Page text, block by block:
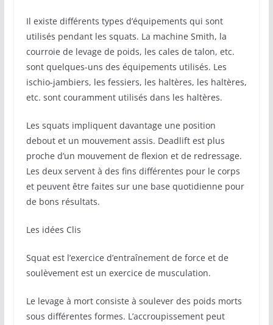
Il existe différents types d’équipements qui sont
utilisés pendant les squats. La machine Smith, la
courroie de levage de poids, les cales de talon, etc.
sont quelques-uns des équipements utilisés. Les
ischio-jambiers, les fessiers, les haltères, les haltères,
etc. sont couramment utilisés dans les haltères.
Les squats impliquent davantage une position
debout et un mouvement assis. Deadlift est plus
proche d’un mouvement de flexion et de redressage.
Les deux servent à des fins différentes pour le corps
et peuvent être faites sur une base quotidienne pour
de bons résultats.
Les idées Clis
Squat est l’exercice d’entraînement de force et de
soulèvement est un exercice de musculation.
Le levage à mort consiste à soulever des poids morts
sous différentes formes. L’accroupissement peut